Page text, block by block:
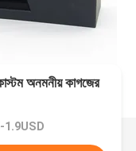
অনমনীয় কাগজের
1.9USD